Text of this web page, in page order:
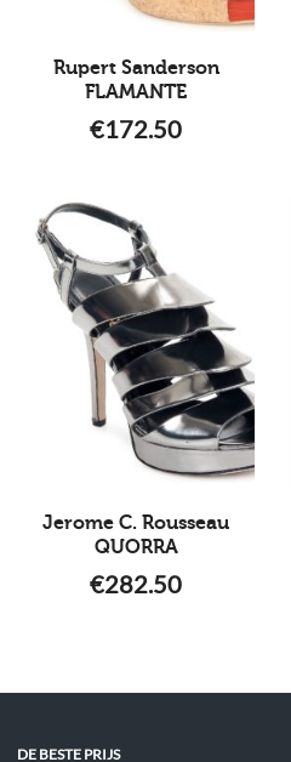
Rupert Sanderson
FLAMANTE
€172.50
Jerome C. Rousseau
QUORRA
€282.50
DE BESTE PRIJS